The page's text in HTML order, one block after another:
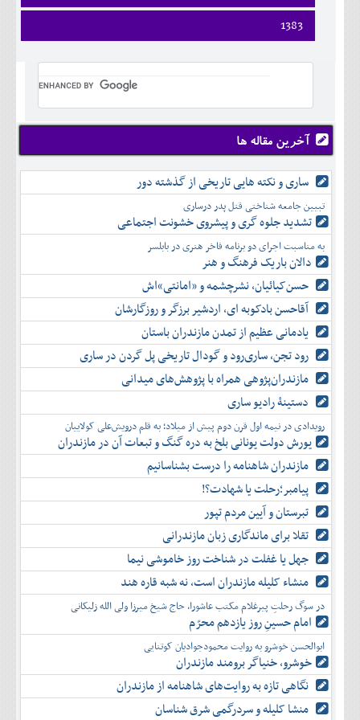
ارديبهشت
خرداد
تير
مرداد
آبان
آذر
دی
بهمن
اسفند
فروردين
ارديبهشت
خرداد
شهريور
مهر
آبان
آذر
دی
بهمن
اسفند
1383
فروردين
تير
مرداد
شهريور
مهر
آبان
آذر
دی
بهمن
اسفند
آخرین مقاله ها
ساری و نکته هایی تاریخی از گذشته دور
تبیین جامعه شناختی قتل پدر درساری
تشدید جلوه‌ گری و پیشروی خشونت اجتماعی
به مناسبت اجرای دو برنامه فاخر هنری در بابلسر
دالان باریک فرهنگ و هنر
حسن‌کیائیان، نشرچشمه و «امانتی»اش
آقاحسن بادکوبه ای، اردشیر برزگر و روزگارشان
یادمانی عظیم از تمدن مازندران باستان
رود تجن، ساری‌رود و گودال تاریخی پل گردن در ساری
مازندران‌پژوهی همراه با پژوهش‌های میدانی
دستینۀ رادیو ساری
رویدادی در نیمه اول قرن دوم پیش از میلاد؛ به قلم درویش‌علی کولاییان
یورش دولت یونانی بلخ به دره گنگ و تبعات آن در مازندران
مازندران شاهنامه را درست بشناسانیم
پیامبر؛رحلت یا شهادت؟!
تبرستان و آیین مردم تپور
تقلا برای ماندگاری زبان مازندرانی
جهل یا غفلت در شناخت روز خاموشی نیما
منشاء کلیله مازندران است، نه شبه قاره هند
در سوگ رحلتِ پیرغلام مکتب عاشورا، حاج شیخ میرزا ولی الله زلیکانی
امام حسینِ روز یازدهم محرّم
ابوالحسن خوشرو به روایت محمودجوادیان کوتنایی
خوشرو، خنياگر برومند مازندران
نگاهی تازه به روایت‌های شاهنامه از مازندران
منشا کلیله و سردرگمی شرق شناسان